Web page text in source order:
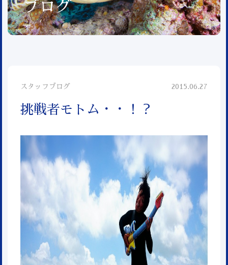
ブログ
スタッフブログ 2015.06.27
挑戦者モトム・・！？